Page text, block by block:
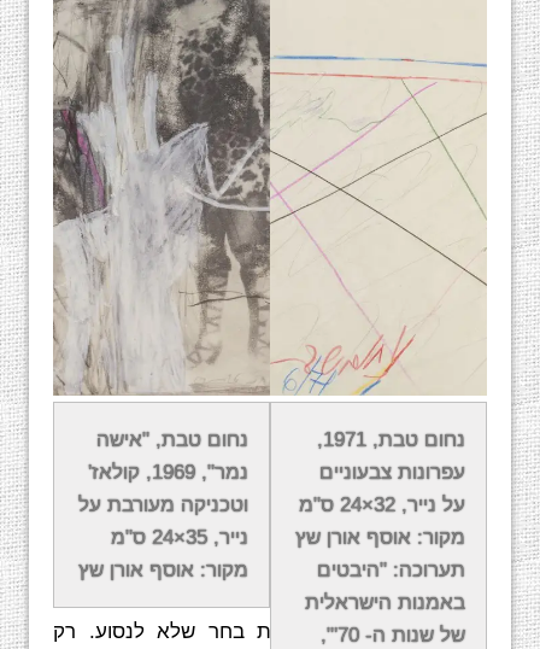
נחום טבת, 1971,
עפרונות צבעוניים
על נייר, 32×24 ס"מ
מקור: אוסף אורן שץ
תערוכה: "היבטים
באמנות הישראלית
של שנות ה- 70'",
נחום טבת, "אישה
נמר", 1969, קולאז'
וטכניקה מעורבת על
נייר, 35×24 ס"מ
מקור: אוסף אורן שץ
בשנת 1975 הוזמן האמן רוברט ראושנברג על-ידי
מוזיאון ישראל לבקר בארץ. במסגרת הביקור סייר
האמן בכמה גלריות, ומבין האמנים אותם ראה
התרשם מאד במיוחד מציוריו של טבת, ואף רכש
לעצמו מספר רב של קולאז'ים. ראושנברג אף אירגן
מילגה קטנה עבור טבת בכדי שיגיע לארצות הברית
בכדי ליצור שם, אך טבת בחר שלא לנסוע. רק